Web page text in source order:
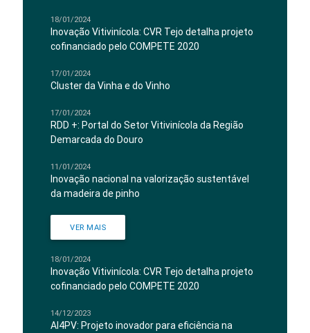
18/01/2024
Inovação Vitivinícola: CVR Tejo detalha projeto
cofinanciado pelo COMPETE 2020
17/01/2024
Cluster da Vinha e do Vinho
17/01/2024
RDD +: Portal do Setor Vitivinícola da Região
Demarcada do Douro
11/01/2024
Inovação nacional na valorização sustentável
da madeira de pinho
VER MAIS
18/01/2024
Inovação Vitivinícola: CVR Tejo detalha projeto
cofinanciado pelo COMPETE 2020
14/12/2023
AI4PV: Projeto inovador para eficiência na